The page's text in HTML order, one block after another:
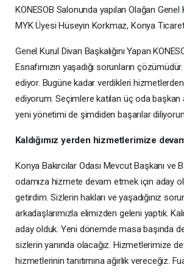
KONESOB Salonunda yapılan Olağan
MYK Üyesi Hüseyin Korkmaz, Konya
Genel Kurul Divan Başkalığını Yapan
Esnafımızın yaşadığı sorunların
ediyor. Bugüne kadar verdikleri
ediyorum. Seçimlere katılan üç oda başkan
yeni yönetimi de şimdiden başarılar
Kaldığımız yerden hizmetlerimize
Konya Bakırcılar Odası Mevcut Başkanı
odamıza hizmete devam etmek için aday
getirdim. Sizlerin hakları ve yaşadığınız
arkadaşlarımızla elimizden geleni yaptık.
aday olduk. Yeni dönemde masa başında
sizlerin yanında olacağız. Hizmetlerimize
hizmetlerinin tanıtımına ağırlık vereceğiz.